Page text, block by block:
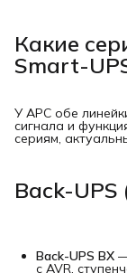
Какие
Smart-
У APC обе
сигнала и
сериям,
Back-
Back-UPS BX
с AVR,